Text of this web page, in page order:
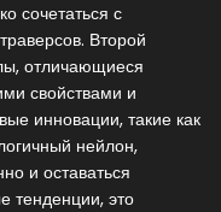
сочетаться с
Второй
отличающиеся
свойствами и
инновации, такие как
нейлон,
и оставаться
тенденции, это